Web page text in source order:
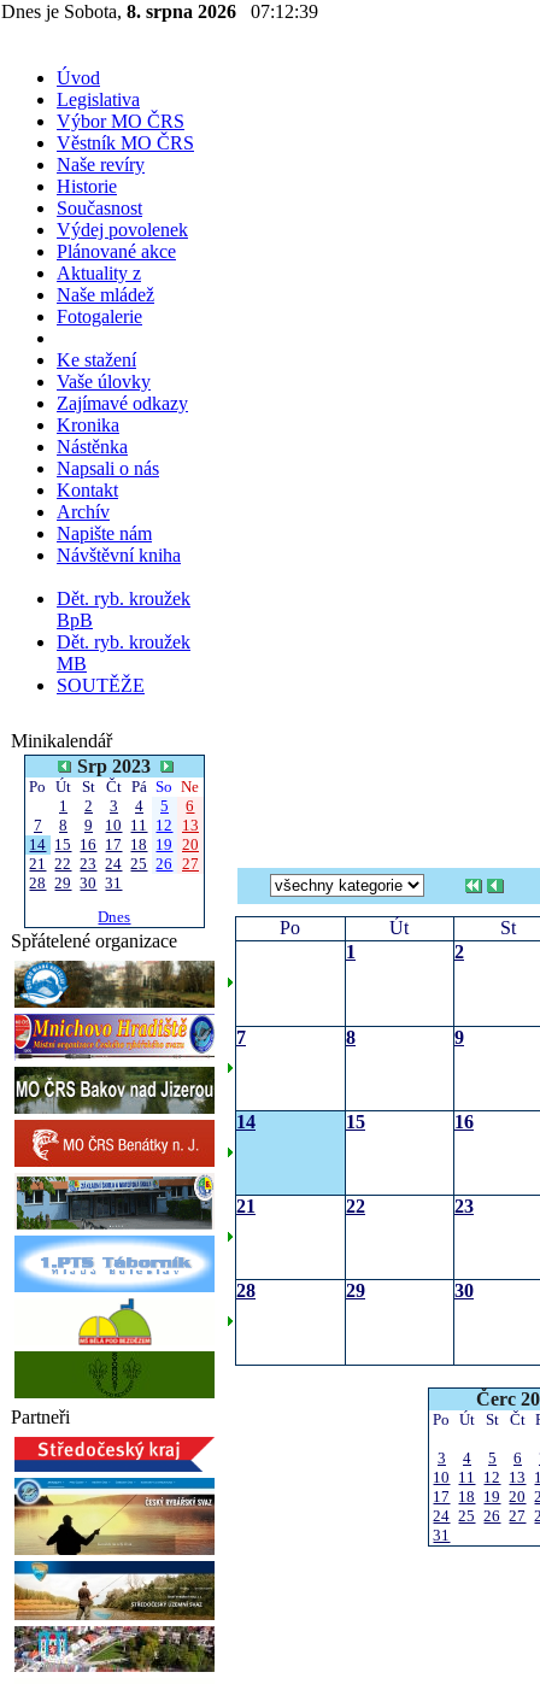
Dnes je Sobota, 8. srpna 2026 07:12:40
Úvod
Legislativa
Výbor MO ČRS
Věstník MO ČRS
Naše revíry
Historie
Současnost
Výdej povolenek
Plánované akce
Aktuality z
Naše mládež
Fotogalerie
Ke stažení
Vaše úlovky
Zajímavé odkazy
Kronika
Nástěnka
Napsali o nás
Kontakt
Archív
Napište nám
Návštěvní kniha
Dět. ryb. kroužek
BpB
Dět. ryb. kroužek
MB
SOUTĚŽE
Minikalendář
Srp 2023
Po Út St Čt Pá So Ne
1
2 3 4 5
6
7
8 9 10 11 12
13
14 15 16 17 18 19 20
21 22 23 24 25 26 27
28 29 30 31
Dnes
Spřátelené organizace
Partneři
Po Út
St
1
2
7 8 9
14 15 16
21 22 23
28 29 30
Čerc
Po Út St Čt
3 4 5 6
10 11 12 13
17 18 19 20
24 25 26 27
31